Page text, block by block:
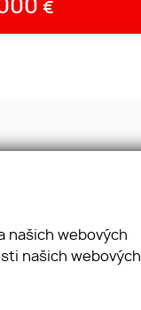
€
našich webových
našich webových